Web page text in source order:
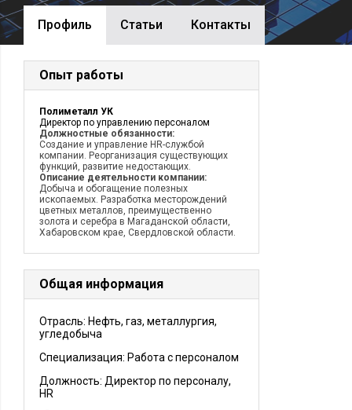
Профиль Cтатьи Контакты
Опыт работы
Полиметалл УК
Директор по управлению персоналом
Должностные обязанности:
Создание и управление HR-службой
компании. Реорганизация существующих
функций, развитие недостающих.
Описание деятельности компании:
Добыча и обогащение полезных
ископаемых. Разработка месторождений
цветных металлов, преимущественно
золота и серебра в Магаданской области,
Хабаровском крае, Свердловской области.
Общая информация
Отрасль: Нефть, газ, металлургия,
угледобыча
Специализация: Работа с персоналом
Должность: Директор по персоналу,
HR